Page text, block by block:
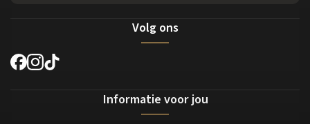
Volg ons
Informatie voor jou